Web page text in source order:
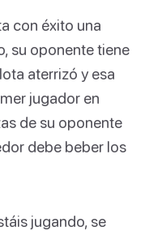
con éxito una
su oponente tiene
aterrizó y esa
jugador en
de su oponente
debe beber los
jugando, se